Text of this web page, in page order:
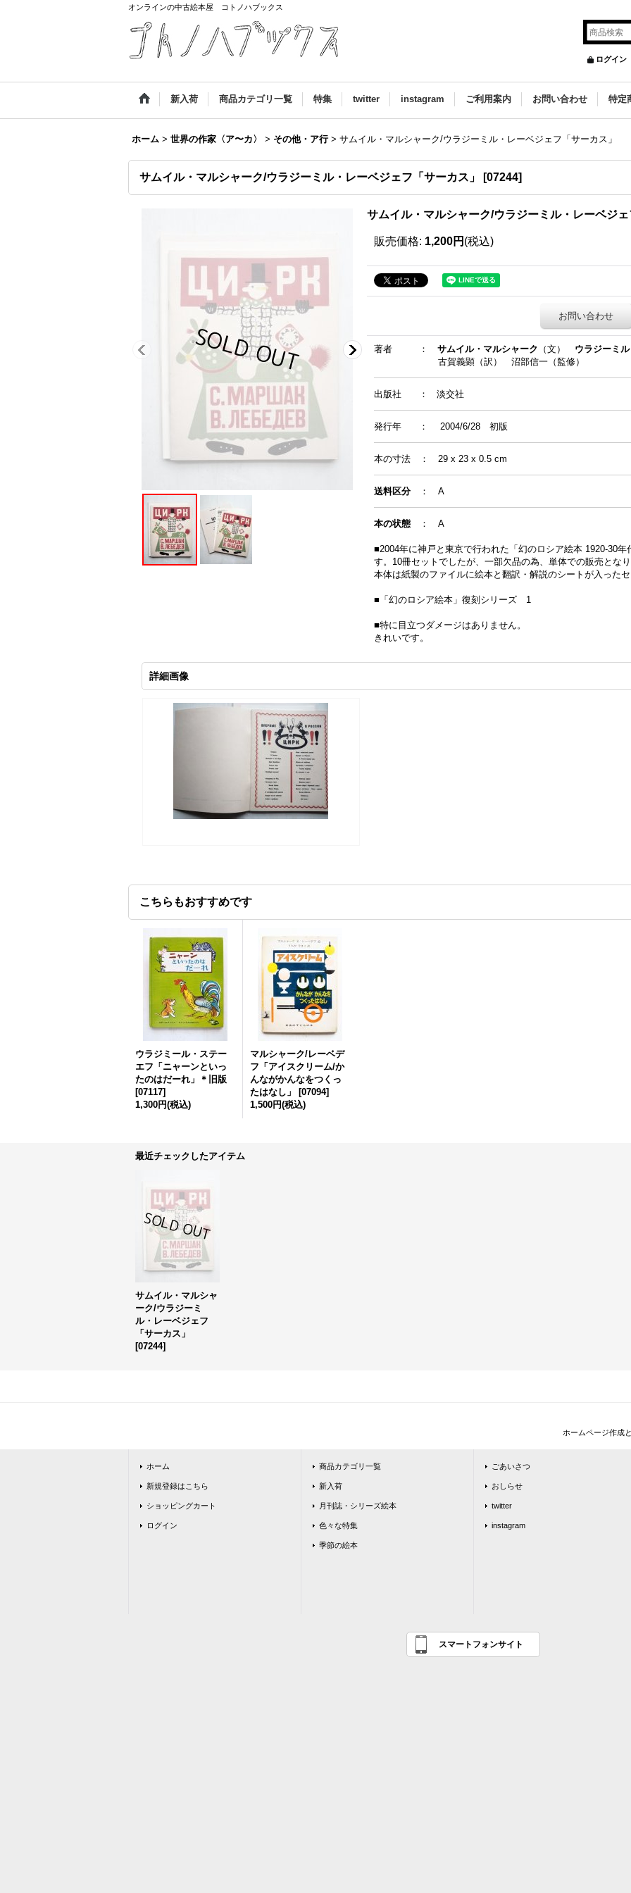
オンラインの中古絵本屋 コトノハブックス
ログイン
新入荷 商品カテゴリ一覧 特集 twitter instagram ご利用案内 お問い合わせ 特定
ホーム > 世界の作家〈ア〜カ〉 > その他・ア行 > サムイル・マルシャーク/ウラジーミル・レーベジェフ「サーカス」
サムイル・マルシャーク/ウラジーミル・レーベジェフ「サーカス」 [07244]
サムイル・マルシャーク/ウラジーミル・レーベジ
販売価格: 1,200円 (税込)
お問い合わせ
著者 ： サムイル・マルシャーク （文）
ウラジーミ
古賀義顕（訳） 沼部信一（監修）
出版社 ： 淡交社
発行年 ： 2004/6/28 初版
本の寸法 ： 29 x 23 x 0.5 cm
送料区分： A
本の状態 ： A
■2004年に神戸と東京で行われた「幻のロシア絵本 1920-30
す。10冊セットでしたが、一部欠品の為、単体での販売とな
本体は紙製のファイルに絵本と翻訳・解説のシートが入った
■「幻のロシア絵本」復刻シリーズ 1
■特に目立つダメージはありません。
きれいです。
詳細画像
こちらもおすすめです
ウラジミール・ステー
エフ「ニャーンといっ
たのはだーれ」＊旧版
[07117]
1,300円(税込)
マルシャーク/レーベデ
フ「アイスクリーム/か
んながかんなをつくっ
たはなし」
[07094]
1,500円(税込)
最近チェックしたアイテム
サムイル・マルシャ
ーク/ウラジーミ
ル・レーベジェフ
「サーカス」
[07244]
ホームページ作成
ホーム
新規登録はこちら
ショッピングカート
ログイン
商品カテゴリ一覧
新入荷
月刊誌・シリーズ絵本
色々な特集
季節の絵本
ごあいさつ
おしらせ
twitter
instagram
スマートフォンサイト